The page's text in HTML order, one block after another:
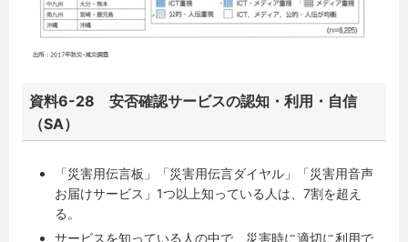
資料6-28 安否確認サービスの認知・利用・自信
（SA）
「災害用伝言板」「災害用伝言ダイヤル」「災害用音声
お届けサービス」1つ以上知っている人は、7割を超え
る。
サービスを知っている人の中で、災害時に適切に利用で